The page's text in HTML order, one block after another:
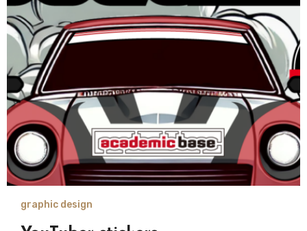
graphic design